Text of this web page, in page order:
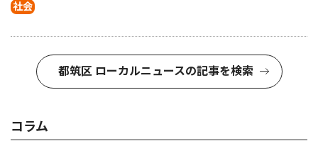
社会
都筑区 ローカルニュースの記事を検索
コラム